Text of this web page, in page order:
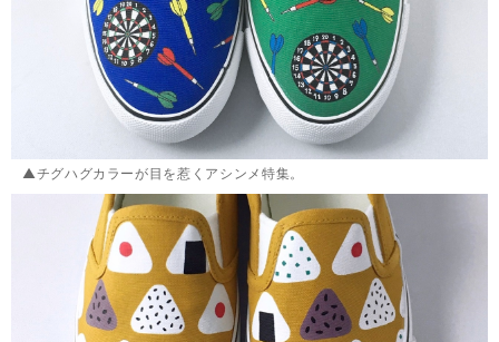
▲チグハグカラーが目を惹くアシンメ特集。